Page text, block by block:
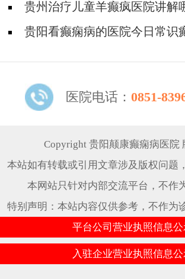
身体有什么危害?
贵州治疗儿童羊癫疯医院讲解
羊儿疯好?
贵阳看癫痫病的医院今日常识
医院电话： 0851-
Copyright 贵阳颠康癫痫病医院
本站如有转载或引用文章涉及版权问题
本网站只针对内部交流平台，不作
特别声明：本站内容仅供参考，不作为
平台公司营业执照信息
入驻企业营业执照信息